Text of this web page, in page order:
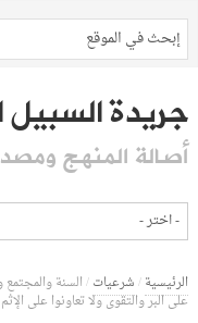
جريدة السبيل
أصالة المنهج
الرئيسية/شرعيات/السنة
على البر والتقوى ولا تعاونوا على